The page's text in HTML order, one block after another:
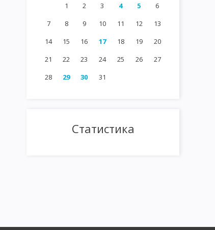
1
2 3 4 5
6
7
8 9 10 11 12
13
14
15 16 17 18 19
20
21
22 23 24 25 26
27
28
29 30 31
Статистика